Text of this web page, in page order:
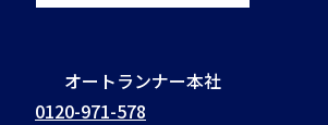
オートランナー本社
0120-971-578